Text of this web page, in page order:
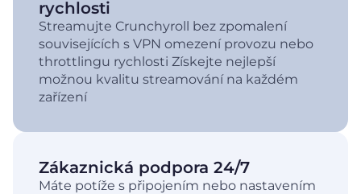
rychlosti
Streamujte Crunchyroll bez zpomalení
souvisejících s VPN omezení provozu nebo
throttlingu rychlosti Získejte nejlepší
možnou kvalitu streamování na každém
zařízení
Zákaznická podpora 24/7
Máte potíže s připojením nebo nastavením